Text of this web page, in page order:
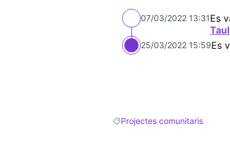
07/03/2022 13:31Es
25/03/2022 15:59Es
Resultats en filtrar per:
Projectes comunitaris